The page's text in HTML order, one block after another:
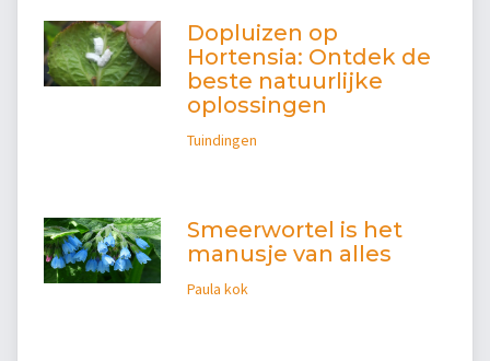
Dopluizen op
Hortensia: Ontdek de
beste natuurlijke
oplossingen
Tuindingen
Smeerwortel is het
manusje van alles
Paula kok